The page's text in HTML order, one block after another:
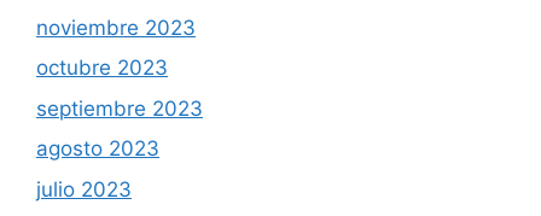
noviembre 2023
octubre 2023
septiembre 2023
agosto 2023
julio 2023